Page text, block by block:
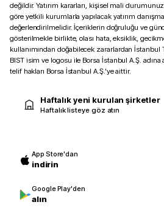
değildir. Yatırım kararları, kişisel mali
göre yetkili kurumlarla yapılacak yatırım
değerlendirilmelidir. İçeriklerin doğruluğu ve
gösterilmekle birlikte, olası hata, eksiklik,
kullanımından doğabilecek zararlardan İstanbul
BIST isim ve logosu ile Borsa İstanbul A.Ş.
telif hakları Borsa İstanbul A.Ş.’ye aittir.
Haftalık yeni kurulan şirketler
Haftalık listeye göz atın
App Store'dan
indirin
Google Play'den
alın